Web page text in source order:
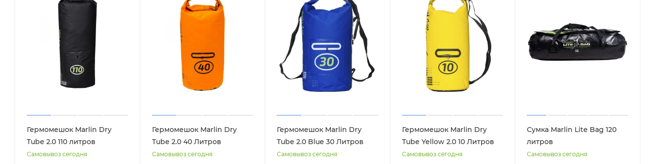
Гермомешок Marlin Dry
Tube 2.0 110 литров
Самовывоз сегодня
Гермомешок Marlin Dry
Tube 2.0 40 Литров
Самовывоз сегодня
Гермомешок Marlin Dry
Tube 2.0 Blue 30 Литров
Самовывоз сегодня
Гермомешок Marlin Dry
Tube Yellow 2.0 10 Литров
Самовывоз сегодня
Сумка Marlin Lite Bag 120
литров
Самовывоз сегодня